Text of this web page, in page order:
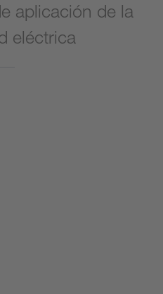
aplicación de la
eléctrica